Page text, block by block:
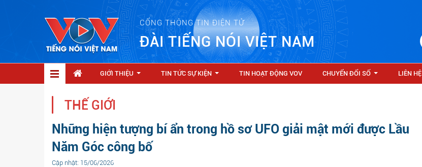
CỔNG THÔNG TIN ĐIỆN TỬ
ĐÀI TIẾNG NÓI VIỆT NAM
GIỚI THIỆU TIN TỨC SỰ KIỆN TIN HOẠT ĐỘNG VOV CHUYỂN ĐỔI SỐ LIÊN HỆ
THẾ GIỚI
Những hiện tượng bí ẩn trong hồ sơ UFO giải mật mới được Lầu
Năm Góc công bố
Cập nhật: 15/06/2026